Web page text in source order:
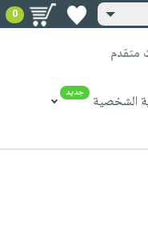
0
متقدم
الشخصية جديد